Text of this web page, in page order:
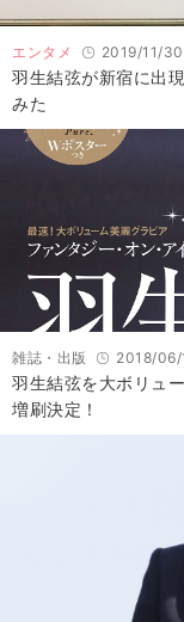
エンタメ 2019/11/30
羽生結弦が新宿に出
みた
雑誌・出版 2018/06/
羽生結弦を大ボリュ
増刷決定！